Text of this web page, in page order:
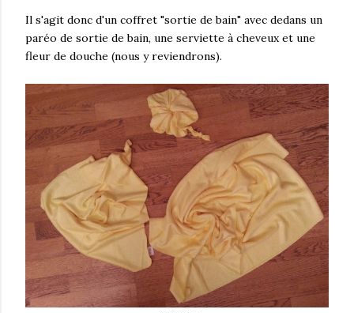
Il s'agit donc d'un coffret "sortie de bain" avec dedans un
paréo de sortie de bain, une serviette à cheveux et une
fleur de douche (nous y reviendrons).